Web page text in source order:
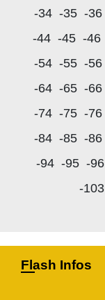
-34 -35 -36
-44 -45 -46
-54 -55 -56
-64 -65 -66
-74 -75 -76
-84 -85 -86
-94 -95 -96
-103
Flash Infos